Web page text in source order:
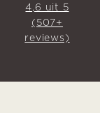
4,6 uit 5
(507+
reviews)